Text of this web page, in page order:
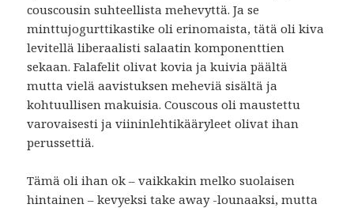
couscousin suhteellista mehevyttä. Ja se
minttujogurttikastike oli erinomaista, tätä oli kiva
levitellä liberaalisti salaatin komponenttien
sekaan. Falafelit olivat kovia ja kuivia päältä
mutta vielä aavistuksen meheviä sisältä ja
kohtuullisen makuisia. Couscous oli maustettu
varovaisesti ja viininlehtikääryleet olivat ihan
perussettiä.
Tämä oli ihan ok – vaikkakin melko suolaisen
hintainen – kevyeksi take away -lounaaksi, mutta